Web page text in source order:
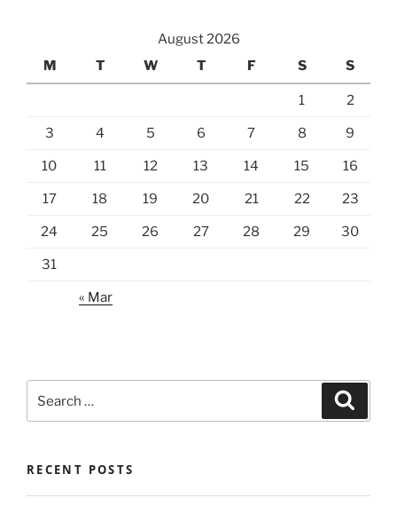
August 2026
M
T W T F S S
1 2
3 4 5 6 7 8 9
10 11 12 13 14 15 16
17 18 19 20 21 22 23
24 25 26 27 28 29 30
31
« Mar
for:
RECENT POSTS